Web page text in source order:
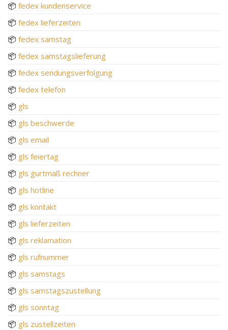
📦 fedex kundenservice
📦 fedex lieferzeiten
📦 fedex samstag
📦 fedex samstagslieferung
📦 fedex sendungsverfolgung
📦 fedex telefon
📦 gls
📦 gls beschwerde
📦 gls email
📦 gls feiertag
📦 gls gurtmaß rechner
📦 gls hotline
📦 gls kontakt
📦 gls lieferzeiten
📦 gls reklamation
📦 gls rufnummer
📦 gls samstags
📦 gls samstagszustellung
📦 gls sonntag
📦 gls zustellzeiten